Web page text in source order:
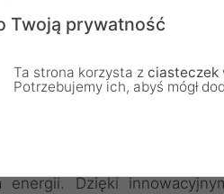
zaprojektowany
energii. Dzięki
Twoją prywatność
Ta strona korzysta z ciasteczek
Potrzebujemy ich, abyś mógł